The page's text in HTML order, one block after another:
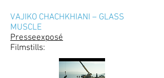
VAJIKO CHACHKHIANI – GLASS
MUSCLE
Presseexposé
Filmstills: